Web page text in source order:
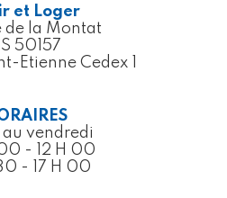
et Loger
de la Montat
50157
Etienne Cedex 1
au vendredi
- 12 H 00
30 - 17 H 00